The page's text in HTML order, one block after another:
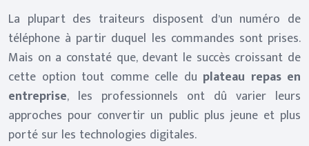
La plupart des traiteurs disposent d’un numéro de
téléphone à partir duquel les commandes sont prises.
Mais on a constaté que, devant le succès croissant de
cette option tout comme celle du plateau repas en
entreprise, les professionnels ont dû varier leurs
approches pour convertir un public plus jeune et plus
porté sur les technologies digitales.